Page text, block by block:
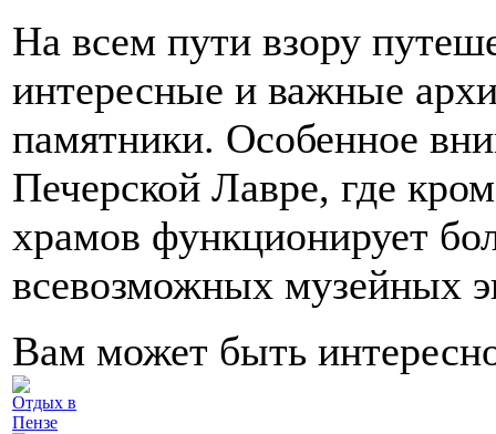
На всем пути взору
интересные и важные
памятники. Особенное
Печерской Лавре, где
храмов функционирует
всевозможных музейных
Вам может быть
Отдых в
Пензе